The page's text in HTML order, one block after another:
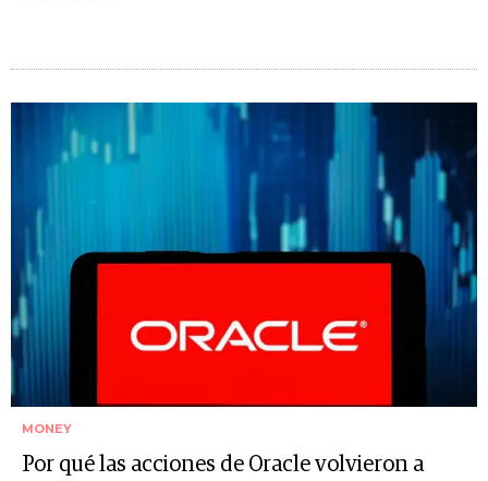
MONEY
Por qué las acciones de Oracle volvieron a